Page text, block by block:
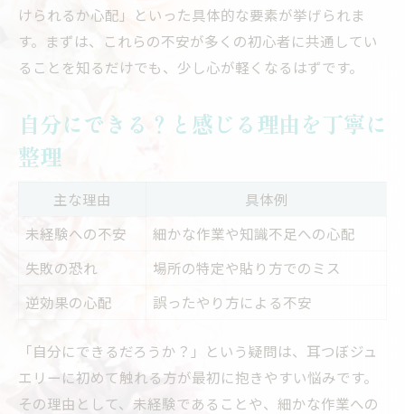
けられるか心配」といった具体的な要素が挙げられま
す。まずは、これらの不安が多くの初心者に共通してい
ることを知るだけでも、少し心が軽くなるはずです。
自分にできる？と感じる理由を丁寧に
整理
主な理由
具体例
未経験への不安
細かな作業や知識不足への心配
失敗の恐れ
場所の特定や貼り方でのミス
逆効果の心配
誤ったやり方による不安
「自分にできるだろうか？」という疑問は、耳つぼジュ
エリーに初めて触れる方が最初に抱きやすい悩みです。
その理由として、未経験であることや、細かな作業への